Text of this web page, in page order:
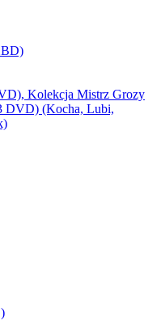
Kolekcja Mistrz Grozy
DVD) (Kocha, Lubi,